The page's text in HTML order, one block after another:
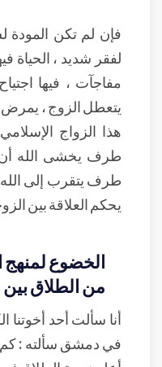
فإن لم تكن
لفقر شديد ، الحياة
مفاجآت ، فيها
يتعطل الزوج ، يمرض
هذا الزواج
طرف يخشى الله
طرف يتقرب إلى
يحكم العلاقة بين
الخضوع
من الطلاق
أنا سألت أحد
في دمشق سألته : كم